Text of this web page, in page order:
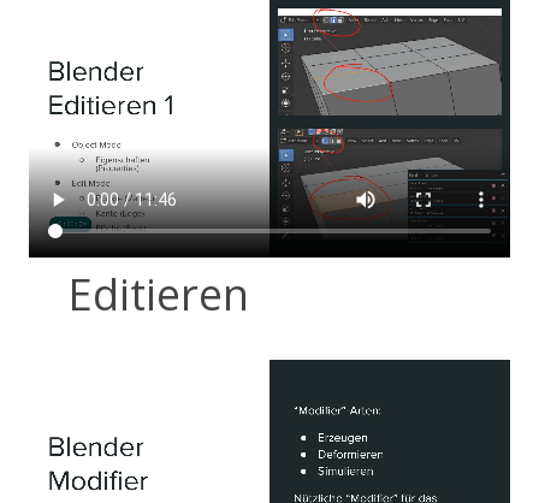
Editieren